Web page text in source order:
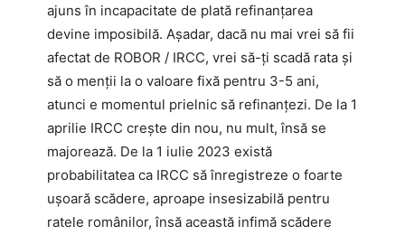
ajuns în incapacitate de plată refinanțarea
devine imposibilă. Așadar, dacă nu mai vrei să fii
afectat de ROBOR / IRCC, vrei să-ți scadă rata și
să o menții la o valoare fixă pentru 3-5 ani,
atunci e momentul prielnic să refinanțezi. De la 1
aprilie IRCC crește din nou, nu mult, însă se
majorează. De la 1 iulie 2023 există
probabilitatea ca IRCC să înregistreze o foarte
ușoară scădere, aproape insesizabilă pentru
ratele românilor, însă această infimă scădere